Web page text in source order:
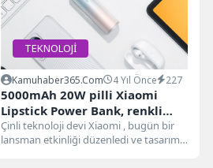
TEKNOLOJİ
Kamuhaber365.com 4 Yıl Önce 227
5000mAh 20W pilli Xiaomi
Lipstick Power Bank, renkli
tasarımı piyasaya sürüldü
Çinli teknoloji devi Xiaomi , bugün bir
lansman etkinliği düzenledi ve tasarım